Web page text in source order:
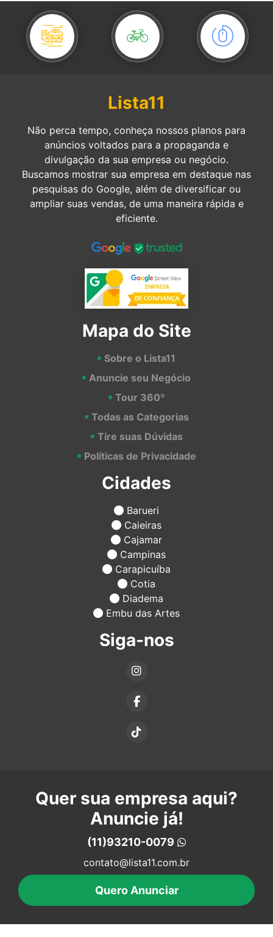
Lista11
Não perca tempo, conheça nossos planos para
anúncios voltados para a propaganda e
divulgação da sua empresa ou negócio.
Buscamos mostrar sua empresa em destaque nas
pesquisas do Google, além de diversificar ou
ampliar suas vendas, de uma maneira rápida e
eficiente.
Mapa do Site
Sobre o Lista11
Anuncie seu Negócio
Tour 360º
Todas as Categorias
Tire suas Dúvidas
Políticas de Privacidade
Cidades
Barueri
Caieiras
Cajamar
Campinas
Carapicuíba
Cotia
Diadema
Embu das Artes
Siga-nos
Quer sua empresa aqui?
Anuncie já!
(11)93210-0079
contato@lista11.com.br
Quero Anunciar